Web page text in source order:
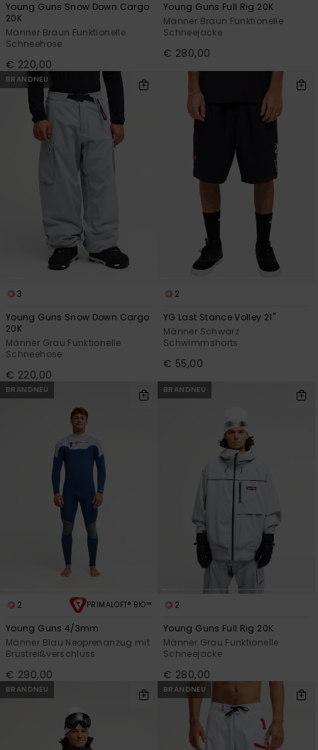
Young Guns Snow Down Cargo
20K
Männer Braun Funktionelle
Schneehose
€ 220,00
Young Guns Full Rig 20K
Männer Braun Funktionelle
Schneejacke
€ 280,00
BRANDNEU
3
Young Guns Snow Down Cargo
20K
Männer Grau Funktionelle
Schneehose
€ 220,00
2
YG Last Stance Volley 21"
Männer Schwarz
Schwimmshorts
€ 55,00
BRANDNEU
2 PRIMALOFT® BIO™
Young Guns 4/3mm
Männer Blau Neoprenanzug mit
Brustreißverschluss
€ 290,00
BRANDNEU
2
Young Guns Full Rig 20K
Männer Grau Funktionelle
Schneejacke
€ 280,00
BRANDNEU BRANDNEU